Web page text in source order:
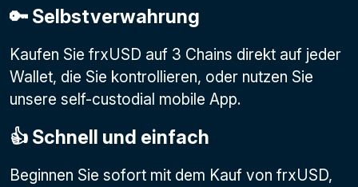
🔑 Selbstverwahrung
Kaufen Sie frxUSD auf 3 Chains direkt auf jeder
Wallet, die Sie kontrollieren, oder nutzen Sie
unsere self-custodial mobile App.
👍 Schnell und einfach
Beginnen Sie sofort mit dem Kauf von frxUSD,